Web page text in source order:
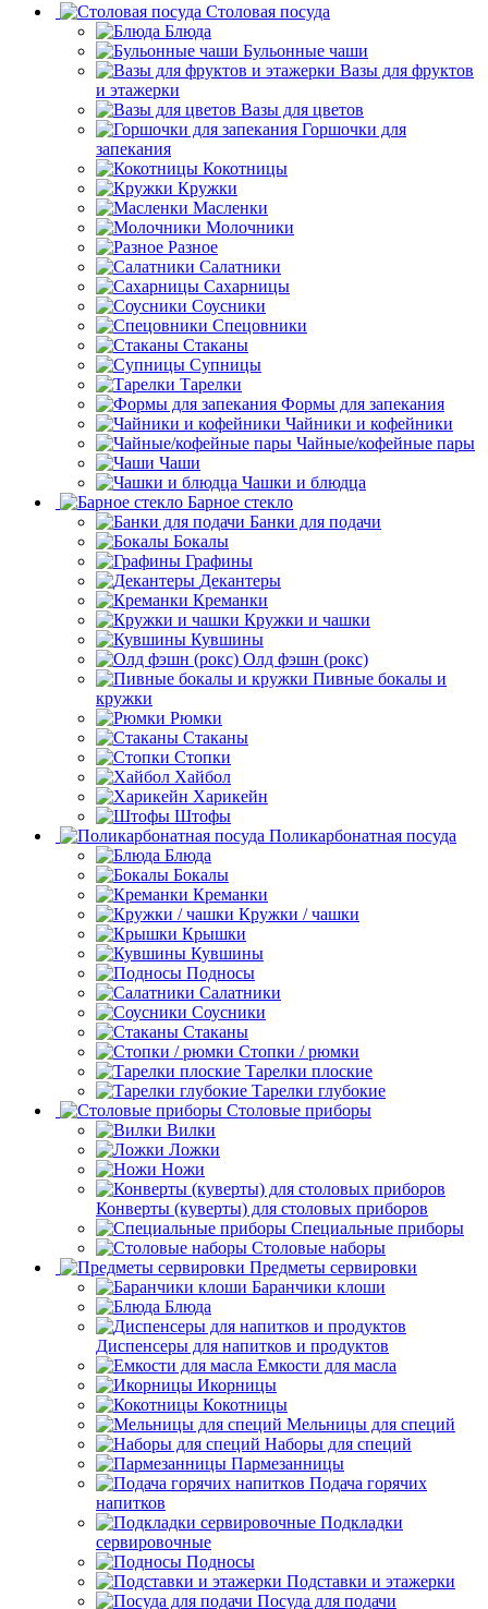
Столовая посуда
Блюда
Бульонные чаши
Вазы для фруктов
и этажерки
Вазы для цветов
Горшочки для
запекания
Кокотницы
Кружки
Масленки
Молочники
Разное
Салатники
Сахарницы
Соусники
Спецовники
Стаканы
Супницы
Тарелки
Формы для запекания
Чайники и кофейники
Чайные/кофейные пары
Чаши
Чашки и блюдца
Барное стекло
Банки для подачи
Бокалы
Графины
Декантеры
Креманки
Кружки и чашки
Кувшины
Олд фэшн (рокс)
Пивные бокалы и
кружки
Рюмки
Стаканы
Стопки
Хайбол
Харикейн
Штофы
Поликарбонатная посуда
Блюда
Бокалы
Креманки
Кружки / чашки
Крышки
Кувшины
Подносы
Салатники
Соусники
Стаканы
Стопки / рюмки
Тарелки плоские
Тарелки глубокие
Столовые приборы
Вилки
Ложки
Ножи
Конверты (куверты) для столовых приборов
Специальные приборы
Столовые наборы
Предметы сервировки
Баранчики клоши
Блюда
Диспенсеры для напитков и продуктов
Емкости для масла
Икорницы
Кокотницы
Мельницы для специй
Наборы для специй
Пармезанницы
Подача горячих
напитков
Подкладки
сервировочные
Подносы
Подставки и этажерки
Посуда для подачи